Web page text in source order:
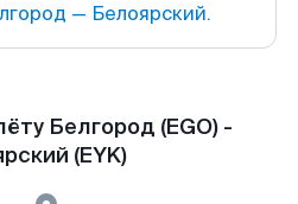
— Белоярский.
Белгород (EGO) -
(EYK)